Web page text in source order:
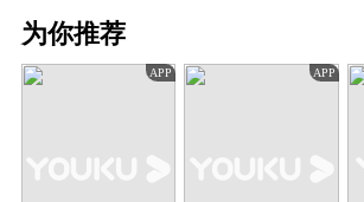
为你推荐
APP APP